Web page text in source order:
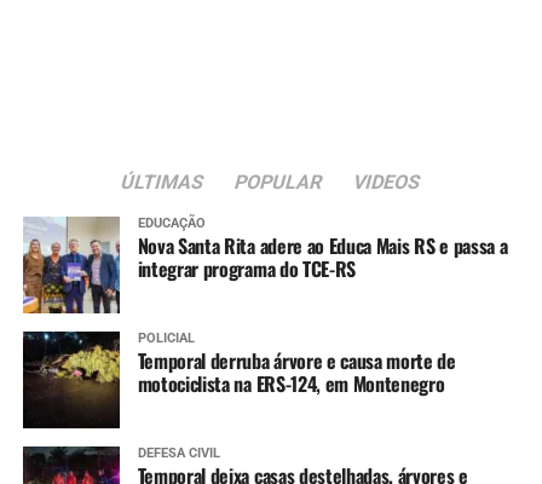
ÚLTIMAS POPULAR VIDEOS
EDUCAÇÃO
Nova Santa Rita adere ao Educa Mais RS e passa a
integrar programa do TCE-RS
POLICIAL
Temporal derruba árvore e causa morte de
motociclista na ERS-124, em Montenegro
DEFESA CIVIL
Temporal deixa casas destelhadas, árvores e